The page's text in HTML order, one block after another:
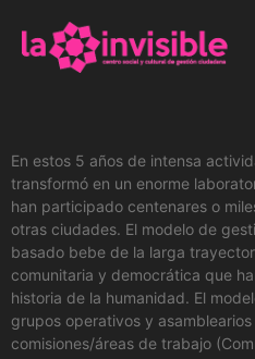
En estos 5 años de intensa
transformó en un enorme
han participado centenares o
otras ciudades. El modelo de
basado bebe de la larga
comunitaria y democrática que
historia de la humanidad. El
grupos operativos y
comisiones/áreas de trabajo